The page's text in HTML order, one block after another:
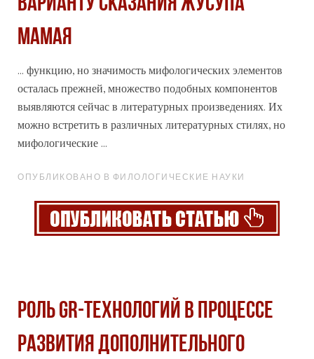
МАМАЯ
... функцию, но значимость мифологических элементов
осталась прежней, множество подобных компонентов
выявляются сейчас в литературных произведениях. Их
можно встретить в различных литературных стилях, но
мифологические ...
ОПУБЛИКОВАНО В ФИЛОЛОГИЧЕСКИЕ НАУКИ
Роль GR-технологий в процессе
развития дополнительного